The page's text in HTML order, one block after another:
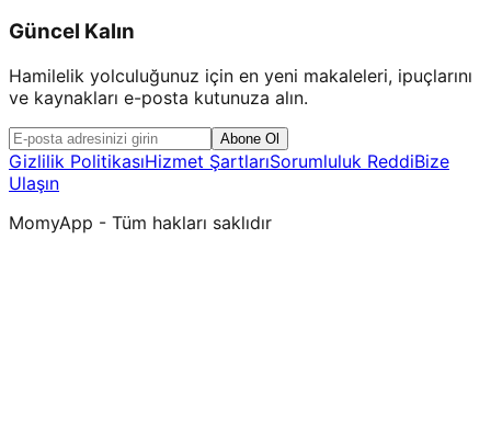
Güncel Kalın
Hamilelik yolculuğunuz için en yeni makaleleri, ipuçlarını
ve kaynakları e-posta kutunuza alın.
Abone Ol
Gizlilik PolitikasıHizmet ŞartlarıSorumluluk ReddiBize
Ulaşın
MomyApp - Tüm hakları saklıdır